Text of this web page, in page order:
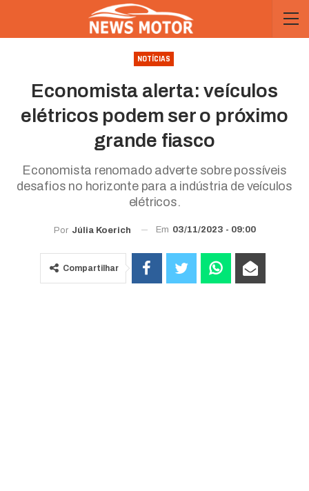
NOTÍCIAS
Economista alerta: veículos
elétricos podem ser o próximo
grande fiasco
Economista renomado adverte sobre possíveis
desafios no horizonte para a indústria de veículos
elétricos.
Por Júlia Koerich Em 03/11/2023 - 09:00
Compartilhar